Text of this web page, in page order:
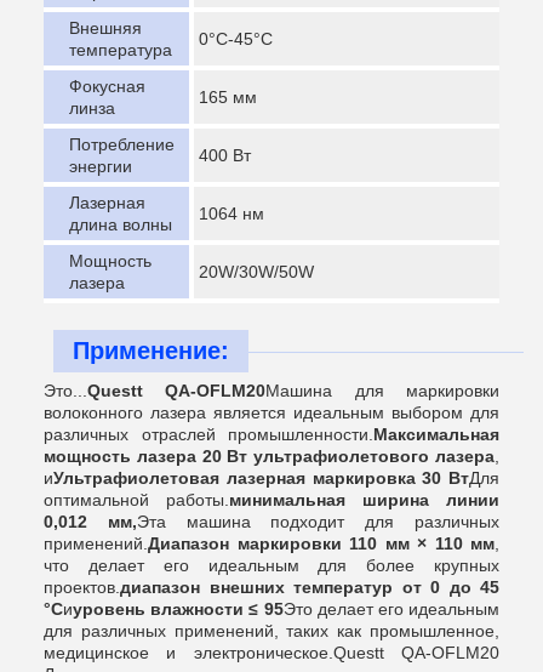
Внешняя
температура
0°C-45°C
Фокусная
линза
165 мм
Потребление
энергии
400 Вт
Лазерная
длина волны
1064 нм
Мощность
лазера
20W/30W/50W
Применение:
Это... Questt QA-OFLM20Машина для маркировки
волоконного лазера является идеальным выбором для
различных отраслей промышленности. Максимальная
мощность лазера 20 Вт ультрафиолетового лазера
иУльтрафиолетовая лазерная маркировка 30 ВтДля
оптимальной работы. минимальная ширина линии
0,012 мм,Эта машина подходит для различных
применений. Диапазон маркировки 110 мм × 110 мм
что делает его идеальным для более крупных
проектов. диапазон внешних температур от 0 до 45
°Cиуровень влажности ≤ 95Это делает его идеальным
для различных применений, таких как промышленное,
медицинское и электроническое.Questt QA-OFLM20